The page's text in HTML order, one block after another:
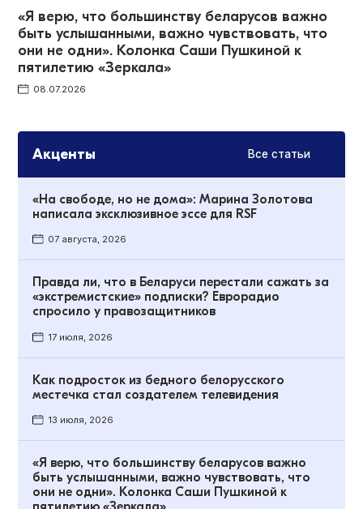
«Я верю, что большинству беларусов важно
быть услышанными, важно чувствовать, что
они не одни». Колонка Саши Пушкиной к
пятилетию «Зеркала»
08.07.2026
Акценты Все статьи
«На свободе, но не дома»: Марина Золотова
написала эксклюзивное эссе для RSF
07 августа, 2026
Правда ли, что в Беларуси перестали сажать за
«экстремистские» подписки? Еврорадио
спросило у правозащитников
17 июля, 2026
Как подросток из бедного белорусского
местечка стал создателем телевидения
13 июля, 2026
«Я верю, что большинству беларусов важно
быть услышанными, важно чувствовать, что
они не одни». Колонка Саши Пушкиной к